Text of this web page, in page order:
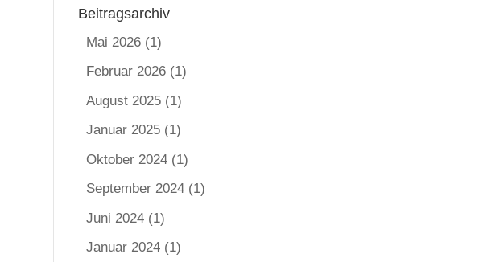
Beitragsarchiv
Mai 2026(1)
Februar 2026(1)
August 2025(1)
Januar 2025(1)
Oktober 2024(1)
September 2024(1)
Juni 2024(1)
Januar 2024(1)